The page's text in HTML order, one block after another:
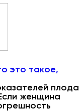
это такое,
плода
женщина